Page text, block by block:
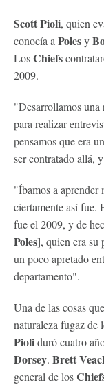
ScottPioli, quien
conocía a Polesy
LosChiefs
2009.
"Desarrollamos una
para realizar
pensamos que era
ser contratado allá,
"Íbamos a aprender
ciertamente así fue.
fue el 2009, y de
Poles], quien era su
un poco apretado
departamento".
Una de las cosas
naturaleza fugaz de
Pioliduró cuatro
Dorsey. Brett
general de los